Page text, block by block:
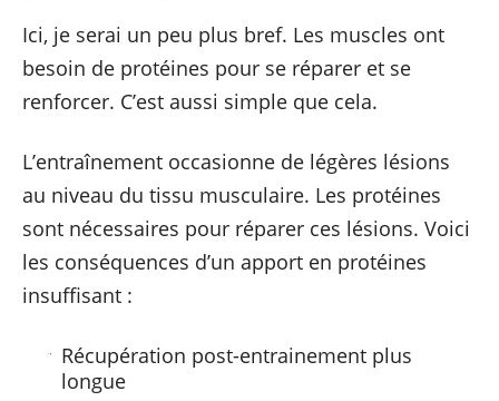
Ici, je serai un peu plus bref. Les muscles ont
besoin de protéines pour se réparer et se
renforcer. C’est aussi simple que cela.
L’entraînement occasionne de légères lésions
au niveau du tissu musculaire. Les protéines
sont nécessaires pour réparer ces lésions. Voici
les conséquences d’un apport en protéines
insuffisant :
Récupération post-entrainement plus
longue